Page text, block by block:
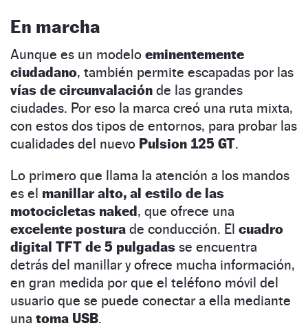
En marcha
Aunque es un modelo eminentemente
ciudadano, también permite escapadas por las
vías de circunvalación de las grandes
ciudades. Por eso la marca creó una ruta mixta,
con estos dos tipos de entornos, para probar las
cualidades del nuevo Pulsion 125 GT.
Lo primero que llama la atención a los mandos
es el manillar alto, al estilo de las
motocicletas naked, que ofrece una
excelente postura de conducción. El cuadro
digital TFT de 5 pulgadas se encuentra
detrás del manillar y ofrece mucha información,
en gran medida por que el teléfono móvil del
usuario que se puede conectar a ella mediante
una toma USB.